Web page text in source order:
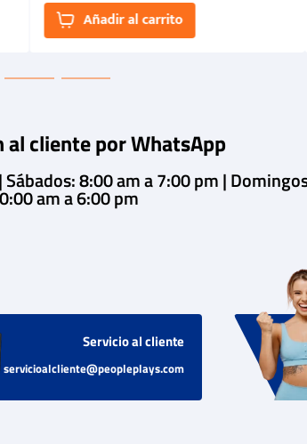
un estilo de...Añadir al carrito
cliente por WhatsApp
8:00 am a 7:00 pm |
am a 6:00 pm
Servicio al cliente
servicioalcliente@peopleplays.com